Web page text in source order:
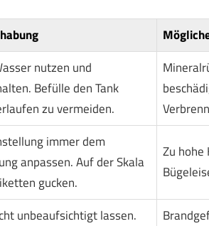
nutzen und
Befülle den Tank
zu vermeiden.
immer dem
anpassen. Auf der Skala
gucken.
Zu
unbeaufsichtigt lassen.